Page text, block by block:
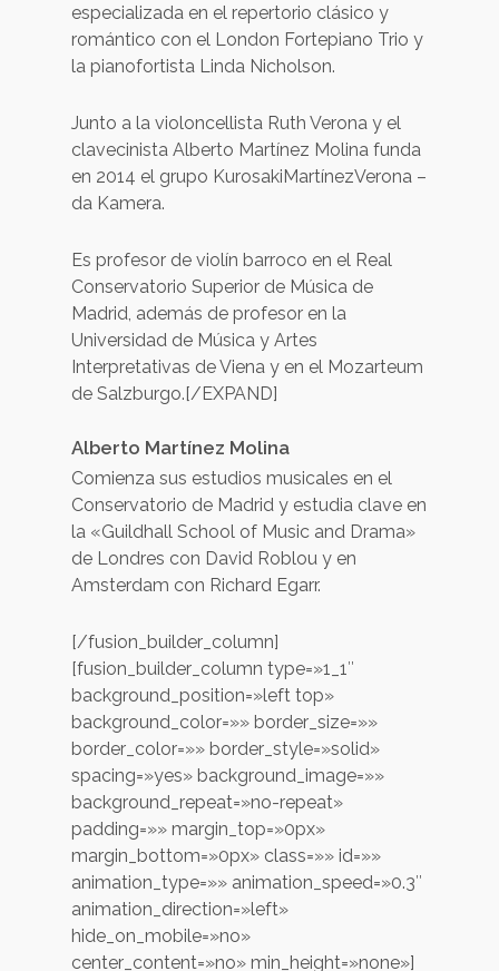
especializada en el repertorio clásico y
romántico con el London Fortepiano Trio y
la pianofortista Linda Nicholson.
Junto a la violoncellista Ruth Verona y el
clavecinista Alberto Martínez Molina funda
en 2014 el grupo KurosakiMartínezVerona –
da Kamera.
Es profesor de violín barroco en el Real
Conservatorio Superior de Música de
Madrid, además de profesor en la
Universidad de Música y Artes
Interpretativas de Viena y en el Mozarteum
de Salzburgo.[/EXPAND]
Alberto Martínez Molina
Comienza sus estudios musicales en el
Conservatorio de Madrid y estudia clave en
la «Guildhall School of Music and Drama»
de Londres con David Roblou y en
Amsterdam con Richard Egarr.
[/fusion_builder_column]
[fusion_builder_column type=»1_1″
background_position=»left top»
background_color=»» border_size=»»
border_color=»» border_style=»solid»
spacing=»yes» background_image=»»
background_repeat=»no-repeat»
padding=»» margin_top=»0px»
margin_bottom=»0px» class=»» id=»»
animation_type=»» animation_speed=»0.3″
animation_direction=»left»
hide_on_mobile=»no»
center_content=»no» min_height=»none»]